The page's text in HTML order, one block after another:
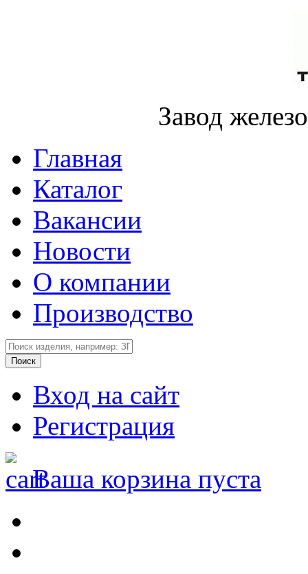
Завод
Главная
Каталог
Вакансии
Новости
О компании
Производство
Вход на сайт
Регистрация
Ваша корзина пуста